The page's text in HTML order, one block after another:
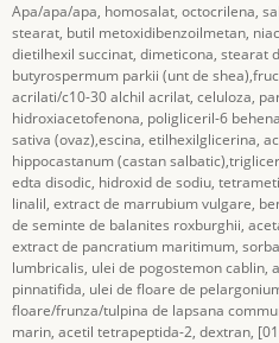
Apa/apa/apa, homosalat, octocrilena,
stearat, butil metoxidibenzoilmetan,
dietilhexil succinat, dimeticona, stearat
butyrospermum parkii (unt de
acrilati/c10-30 alchil acrilat, celuloza,
hidroxiacetofenona, poligliceril-6
sativa (ovaz),escina, etilhexilglicerina,
hippocastanum (castan
edta disodic, hidroxid de sodiu,
linalil, extract de marrubium vulgare,
de seminte de balanites roxburghii,
extract de pancratium maritimum,
lumbricalis, ulei de pogostemon cablin,
pinnatifida, ulei de floare de
floare/frunza/tulpina de lapsana
marin, acetil tetrapeptida-2, dextran,